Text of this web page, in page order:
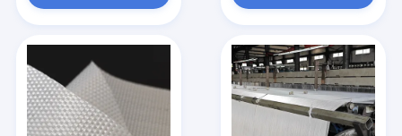
Productos
Sobre nosotros